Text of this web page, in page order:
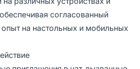
согласованный
опыт на настольных и мобильных